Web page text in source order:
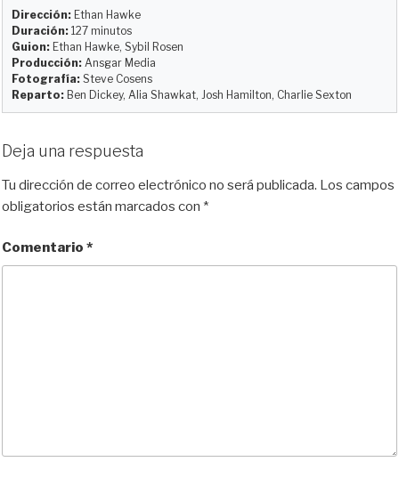
k
y
d
o
n
o
o
k
t
Dirección: Ethan Hawke
Duración: 127 minutos
Guion: Ethan Hawke, Sybil Rosen
Producción: Ansgar Media
Fotografía: Steve Cosens
Reparto: Ben Dickey, Alia Shawkat, Josh Hamilton, Charlie Sexton
Deja una respuesta
Tu dirección de correo electrónico no será publicada. Los campos
obligatorios están marcados con *
Comentario *